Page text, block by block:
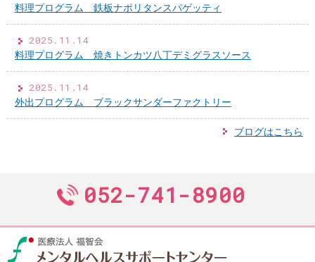
料理プログラム 鉄板ナポリタンスパゲッティ
2025.11.14
料理プログラム 焼きトンカツ八丁デミグラスソース
2025.11.14
外出プログラム ブラックサンダーファクトリー
ブログはこちら
052-741-8900